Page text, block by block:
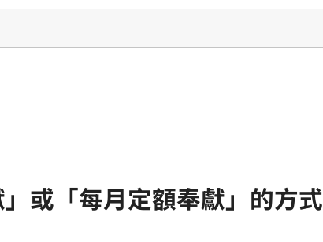
或「每月定額奉獻」的方式